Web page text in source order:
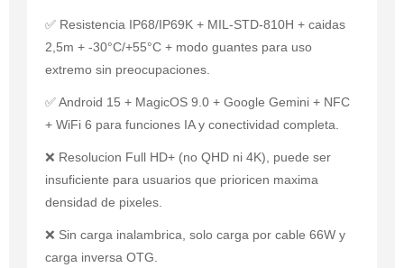
✅ Resistencia IP68/IP69K + MIL-STD-810H + caidas
2,5m + -30°C/+55°C + modo guantes para uso
extremo sin preocupaciones.
✅ Android 15 + MagicOS 9.0 + Google Gemini + NFC
+ WiFi 6 para funciones IA y conectividad completa.
❌ Resolucion Full HD+ (no QHD ni 4K), puede ser
insuficiente para usuarios que prioricen maxima
densidad de pixeles.
❌ Sin carga inalambrica, solo carga por cable 66W y
carga inversa OTG.